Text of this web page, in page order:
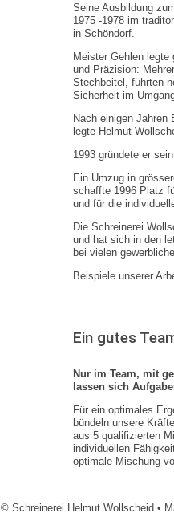
Seine Ausbildung
1975 -1978 im
in Schöndorf.
Meister Gehlen legte
und Präzision:
Stechbeitel, führten
Sicherheit im
Nach einigen Jahren
legte Helmut
1993 gründete er
Ein Umzug in
schaffte 1996 Platz
und für die
Die Schreinerei
und hat sich in den
bei vielen
Beispiele unserer
Ein gutes
Nur im Team, mit
lassen sich
Für ein optimales
bündeln unsere
aus 5 qualifizierten
individuellen
optimale Mischung
© Schreinerei Helmut Wollscheid •